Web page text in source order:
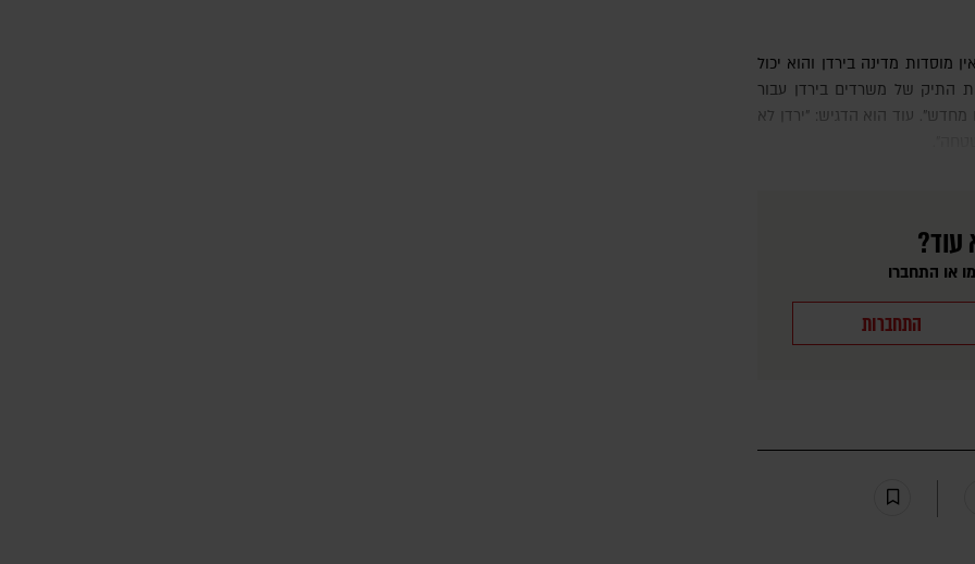
התיק של משרדים בירדן עבור
עוד הוא הדגיש: "ירדן לא
עוד?
או התחברו
התחברות